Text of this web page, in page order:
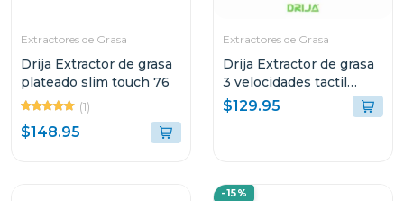
Extractores de Grasa
Drija Extractor de grasa
plateado slim touch 76
(1)
$148.95
Extractores de Grasa
Drija Extractor de grasa
3 velocidades tactil
60cm slim touch
$129.95
-15%